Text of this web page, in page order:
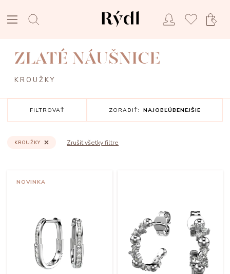
ZLATÉ NÁUŠNICE
KROUŽKY
FILTROVAŤ ZORADIŤ: NAJOBĽÚBENEJŠIE
Zrušiť všetky filtre
KROUŽKY
NOVINKA